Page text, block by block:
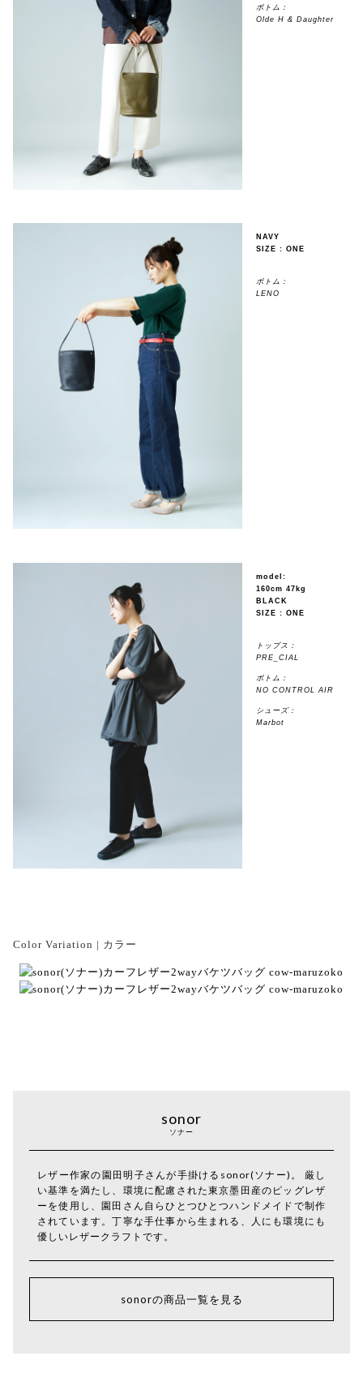
ボトム：
Olde H & Daughter
NAVY
SIZE : ONE
ボトム：
LENO
model:
160cm 47kg
BLACK
SIZE : ONE
トップス：
PRE_CIAL
ボトム：
NO CONTROL AIR
シューズ：
Marbot
Color Variation | カラー
sonor
ソナー
レザー作家の園田明子さんが手掛けるsonor(ソナー)。 厳し
い基準を満たし、環境に配慮された東京墨田産のピッグレザ
ーを使用し、園田さん自らひとつひとつハンドメイドで制作
されています。丁寧な手仕事から生まれる、人にも環境にも
優しいレザークラフトです。
sonorの商品一覧を見る